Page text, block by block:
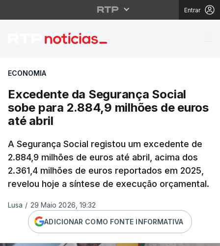
Entrar
Excedente da
ECONOMIA
Excedente da Segurança Social
sobe para 2.884,9 milhões de euros
até abril
A Segurança Social registou um excedente de
2.884,9 milhões de euros até abril, acima dos
2.361,4 milhões de euros reportados em 2025,
revelou hoje a síntese de execução orçamental.
Lusa / 29 Maio 2026, 19:32
ADICIONAR COMO FONTE INFORMATIVA